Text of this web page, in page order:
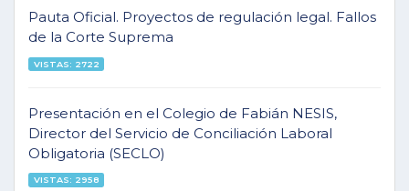
Pauta Oficial. Proyectos de regulación legal. Fallos
de la Corte Suprema
VISTAS: 2722
Presentación en el Colegio de Fabián NESIS,
Director del Servicio de Conciliación Laboral
Obligatoria (SECLO)
VISTAS: 2958